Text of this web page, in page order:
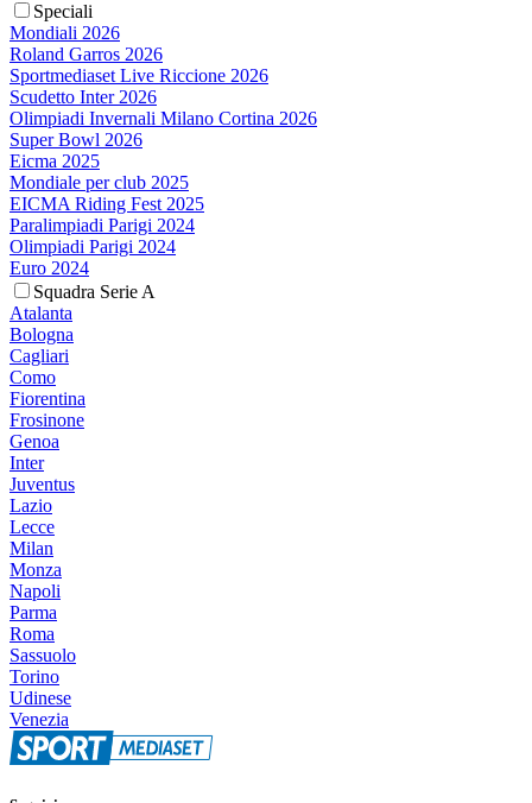
Speciali
Mondiali 2026
Roland Garros 2026
Sportmediaset Live Riccione 2026
Scudetto Inter 2026
Olimpiadi Invernali Milano Cortina 2026
Super Bowl 2026
Eicma 2025
Mondiale per club 2025
EICMA Riding Fest 2025
Paralimpiadi Parigi 2024
Olimpiadi Parigi 2024
Euro 2024
Squadra Serie A
Atalanta
Bologna
Cagliari
Como
Fiorentina
Frosinone
Genoa
Inter
Juventus
Lazio
Lecce
Milan
Monza
Napoli
Parma
Roma
Sassuolo
Torino
Udinese
Venezia